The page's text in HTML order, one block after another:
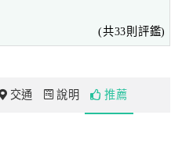
(共33則評鑑)
交通 說明 推薦